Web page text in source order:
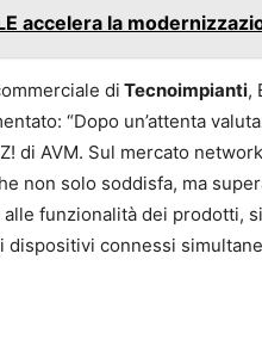
accelera la
di Tecnoimpianti,
“Dopo un’attenta
di AVM. Sul mercato
non solo soddisfa, ma
funzionalità dei prodotti,
connessi